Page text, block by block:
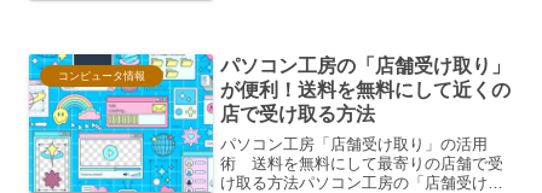
るかもしれま...
コンピュータ情報
パソコン工房の「店舗受け取り」
が便利！送料を無料にして近くの
店で受け取る方法
パソコン工房「店舗受け取り」の活用
術 送料を無料にして最寄りの店舗で受
け取る方法パソコン工房の「店舗受け取